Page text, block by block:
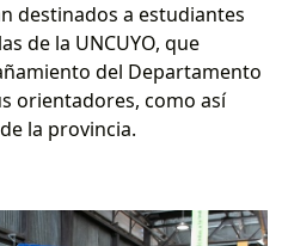
destinados a estudiantes
de la UNCUYO, que
del Departamento
orientadores, como así
la provincia.